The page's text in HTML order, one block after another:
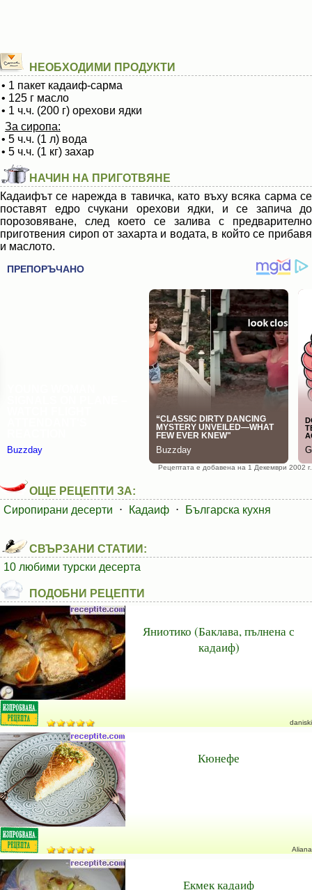
НЕОБХОДИМИ ПРОДУКТИ
• 1 пакет кадаиф-сарма
• 125 г масло
• 1 ч.ч. (200 г) орехови ядки
За сиропа:
• 5 ч.ч. (1 л) вода
• 5 ч.ч. (1 кг) захар
НАЧИН НА ПРИГОТВЯНЕ
Кадаифът се нарежда в тавичка, като въху всяка сарма се
поставят едро счукани орехови ядки, и се запича до
порозовяване, след което се залива с предварително
приготвения сироп от захарта и водата, в който се прибавя
и маслото.
Рецептата е добавена на 1 Декември 2002 г.
ОЩЕ РЕЦЕПТИ ЗА:
Сиропирани десерти
⋅ Кадаиф ⋅ Българска кухня
СВЪРЗАНИ СТАТИИ:
10 любими турски десерта
ПОДОБНИ РЕЦЕПТИ
Яниотико (Баклава, пълнена с
кадаиф)
daniski
Кюнефе
Aliana
Екмек кадаиф